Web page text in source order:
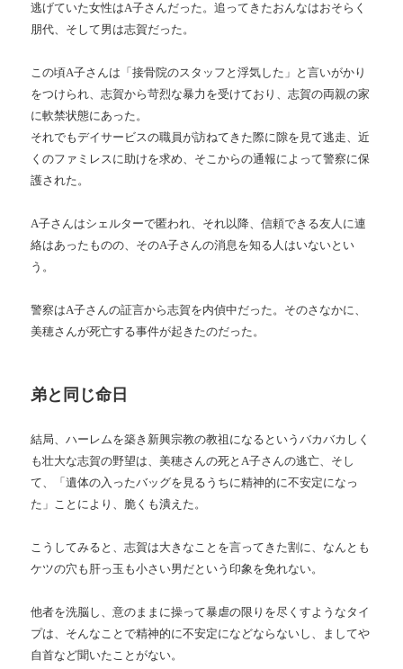
逃げていた女性はA子さんだった。追ってきたおんなはおそらく
朋代、そして男は志賀だった。
この頃A子さんは「接骨院のスタッフと浮気した」と言いがかり
をつけられ、志賀から苛烈な暴力を受けており、志賀の両親の家
に軟禁状態にあった。
それでもデイサービスの職員が訪ねてきた際に隙を見て逃走、近
くのファミレスに助けを求め、そこからの通報によって警察に保
護された。
A子さんはシェルターで匿われ、それ以降、信頼できる友人に連
絡はあったものの、そのA子さんの消息を知る人はいないとい
う。
警察はA子さんの証言から志賀を内偵中だった。そのさなかに、
美穂さんが死亡する事件が起きたのだった。
弟と同じ命日
結局、ハーレムを築き新興宗教の教祖になるというバカバカしく
も壮大な志賀の野望は、美穂さんの死とA子さんの逃亡、そし
て、「遺体の入ったバッグを見るうちに精神的に不安定になっ
た」ことにより、脆くも潰えた。
こうしてみると、志賀は大きなことを言ってきた割に、なんとも
ケツの穴も肝っ玉も小さい男だという印象を免れない。
他者を洗脳し、意のままに操って暴虐の限りを尽くすようなタイ
プは、そんなことで精神的に不安定になどならないし、ましてや
自首など聞いたことがない。